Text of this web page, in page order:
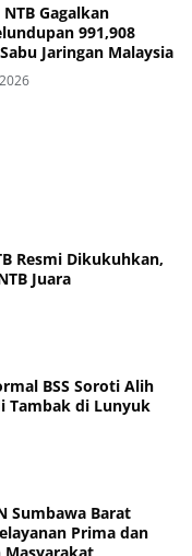
NTB Gagalkan
991,908
Jaringan Malaysia
Resmi Dikukuhkan,
Juara
BSS Soroti Alih
Tambak di Lunyuk
Sumbawa Barat
Prima dan